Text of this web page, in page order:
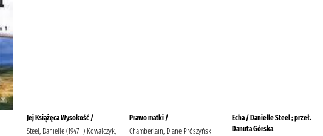
Jej Książęca Wysokość /
Steel, Danielle (1947- ) Kowalczyk,
Prawo matki /
Chamberlain, Diane Prószyński
Echa / Danielle Steel ; przeł.
Danuta Górska